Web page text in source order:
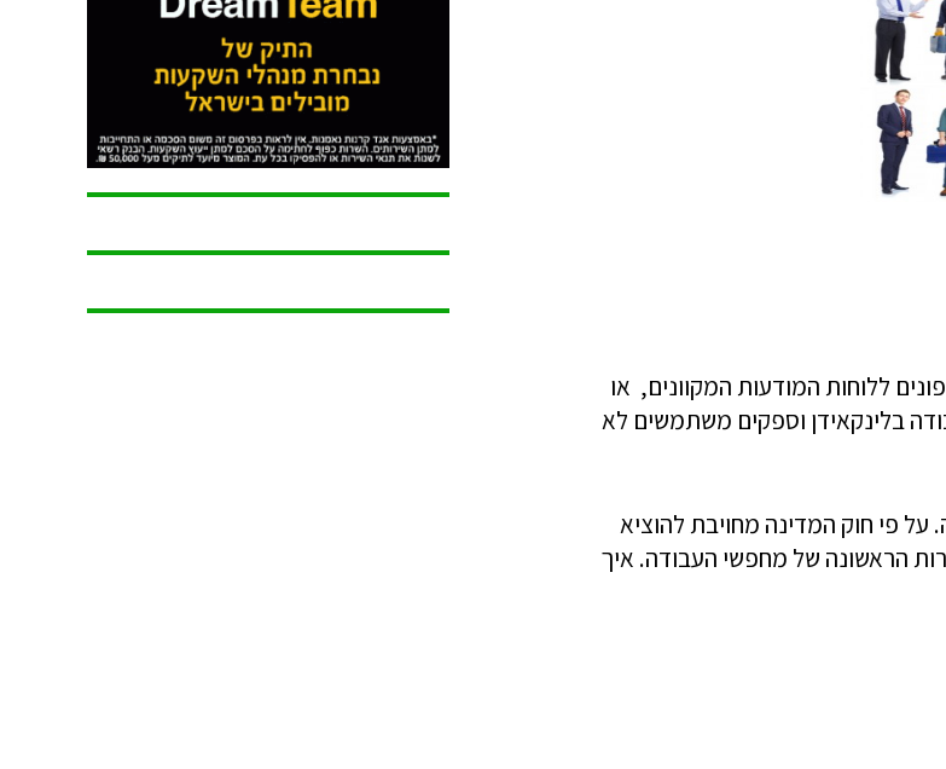
ללוחות המודעות המקוונים, או
בלינקאידן וספקים משתמשים לא
פי חוק המדינה מחויבת להוציא
הראשונה של מחפשי העבודה. איך